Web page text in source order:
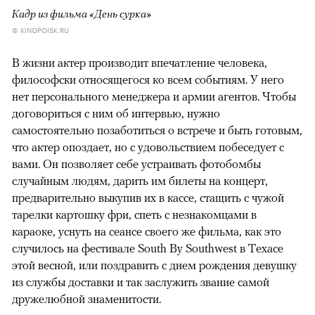
Кадр из фильма «День сурка»
© KINOPOISK.RU
В жизни актер производит впечатление человека,
философски относящегося ко всем событиям. У него
нет персонального менеджера и армии агентов. Чтобы
договориться с ним об интервью, нужно
самостоятельно позаботиться о встрече и быть готовым,
что актер опоздает, но с удовольствием побеседует с
вами. Он позволяет себе устраивать фотобомбы
случайным людям, дарить им билеты на концерт,
предварительно выкупив их в кассе, стащить с чужой
тарелки картошку фри, спеть с незнакомцами в
караоке, уснуть на сеансе своего же фильма, как это
случилось на фестивале South By Southwest в Техасе
этой весной, или поздравить с днем рождения девушку
из службы доставки и так заслужить звание самой
дружелюбной знаменитости.